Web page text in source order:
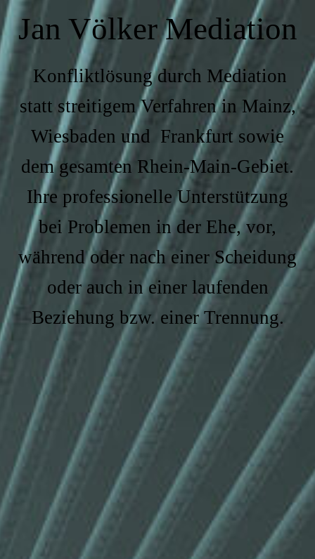
Jan Völker Mediation
Konfliktlösung durch Mediation
statt streitigem Verfahren in Mainz,
Wiesbaden und Frankfurt sowie
dem gesamten Rhein-Main-Gebiet.
Ihre professionelle Unterstützung
bei Problemen in der Ehe, vor,
während oder nach einer Scheidung
oder auch in einer laufenden
Beziehung bzw. einer Trennung.